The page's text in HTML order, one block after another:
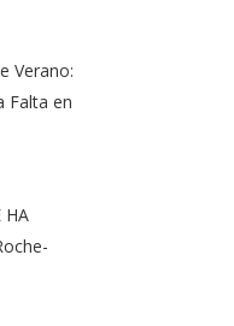
Verano:
Falta en
HA